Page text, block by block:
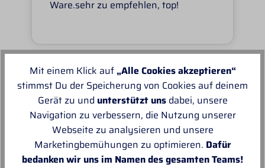
Ware.sehr zu empfehlen, top!
Unsere Empfehlungen
Mit einem Klick auf „Alle Cookies akzeptieren“
stimmst Du der Speicherung von Cookies auf deinem
Gerät zu und unterstützt unsdabei, unsere
Navigation zu verbessern, die Nutzung unserer
Webseite zu analysieren und unsere
Marketingbemühungen zu optimieren. Dafür
bedanken wir uns im Namen des gesamten Teams!